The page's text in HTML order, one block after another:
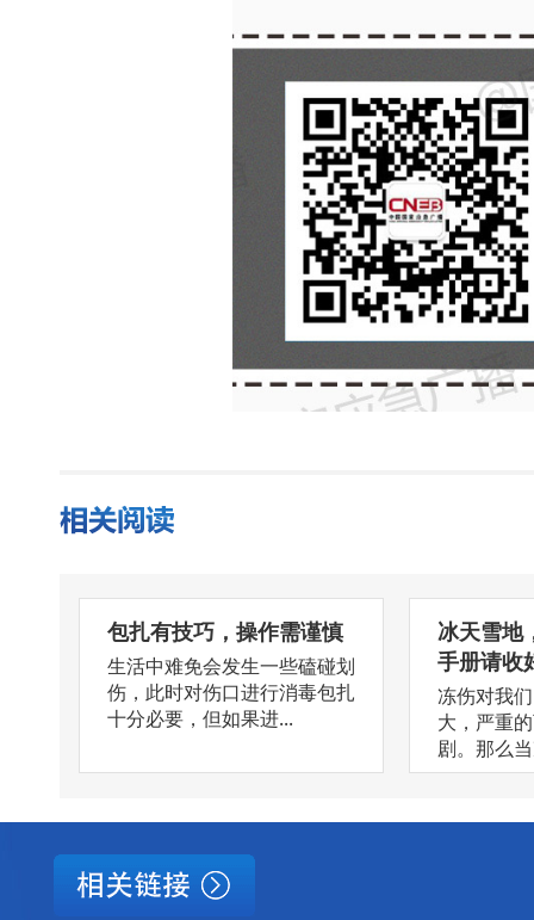
包扎有技巧，操作需谨慎
生活中难免会发生一些磕碰划
伤，此时对伤口进行消毒包扎
十分必要，但如果进...
冰天雪地
手册请收
冻伤对我
大，严重
剧。那么